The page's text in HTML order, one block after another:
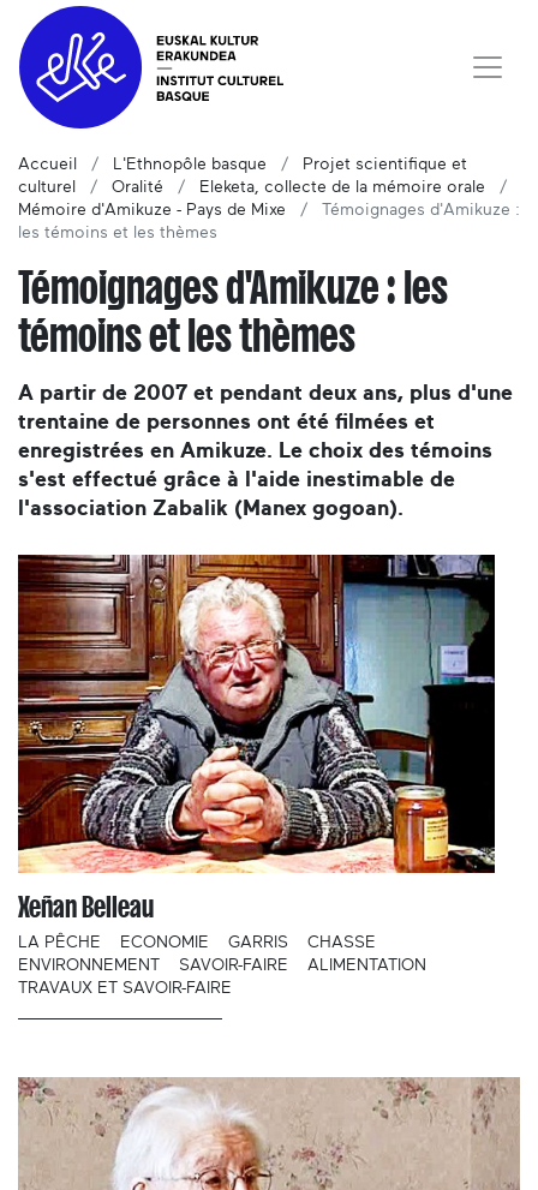
Accueil L'Ethnopôle basque
Projet scientifique et
culturel
Oralité
Eleketa, collecte de la mémoire orale
Mémoire d'Amikuze - Pays de Mixe
Témoignages d'Amikuze :
les témoins et les thèmes
Témoignages d'Amikuze : les
témoins et les thèmes
A partir de 2007 et pendant deux ans, plus d'une
trentaine de personnes ont été filmées et
enregistrées en Amikuze. Le choix des témoins
s'est effectué grâce à l'aide inestimable de
l'association Zabalik (Manex gogoan).
Xeñan Belleau
LA PÊCHE ECONOMIE GARRIS
CHASSE
ENVIRONNEMENT
SAVOIR-FAIRE
ALIMENTATION
TRAVAUX ET SAVOIR-FAIRE